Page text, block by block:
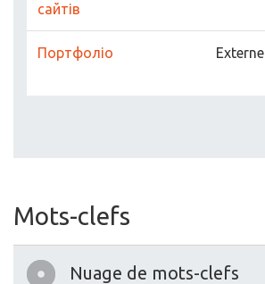
сайтів
Портфоліо Externe
Mots-clefs
Nuage de mots-clefs